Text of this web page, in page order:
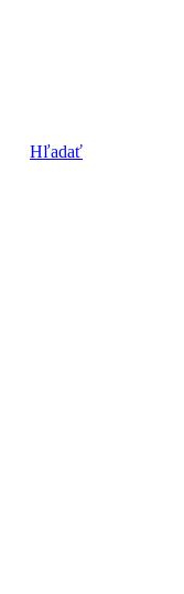
Hľadať